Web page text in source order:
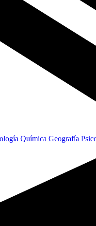
Química Geografía